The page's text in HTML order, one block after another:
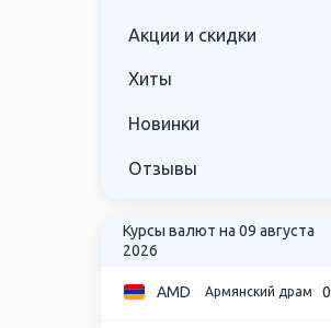
Акции и скидки
Хиты
Новинки
Отзывы
Курсы валют на 09 августа
2026
AMD Армянский драм